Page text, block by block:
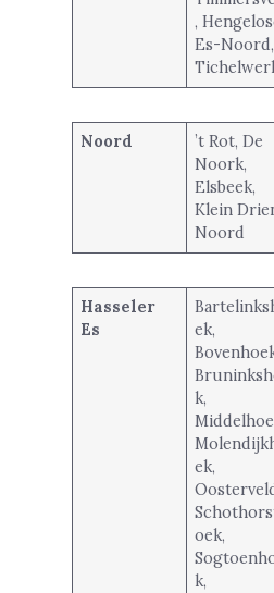
,
Es-Noord,
Noord
’t Rot, De
Noork,
Elsbeek,
Klein
Noord
Hasseler
Es
ek,
k,
ek,
oek,
k,